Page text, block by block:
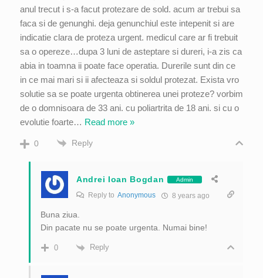
anul trecut i s-a facut protezare de sold. acum ar trebui sa
faca si de genunghi. deja genunchiul este intepenit si are
indicatie clara de proteza urgent. medicul care ar fi trebuit
sa o opereze…dupa 3 luni de asteptare si dureri, i-a zis ca
abia in toamna ii poate face operatia. Durerile sunt din ce
in ce mai mari si ii afecteaza si soldul protezat. Exista vro
solutie sa se poate urgenta obtinerea unei proteze? vorbim
de o domnisoara de 33 ani. cu poliartrita de 18 ani. si cu o
evolutie foarte… Read more »
0 Reply
Andrei Ioan Bogdan Admin
Reply to Anonymous 8 years ago
Buna ziua.
Din pacate nu se poate urgenta. Numai bine!
0 Reply